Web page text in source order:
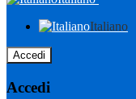
Italiano
Accedi
Accedi